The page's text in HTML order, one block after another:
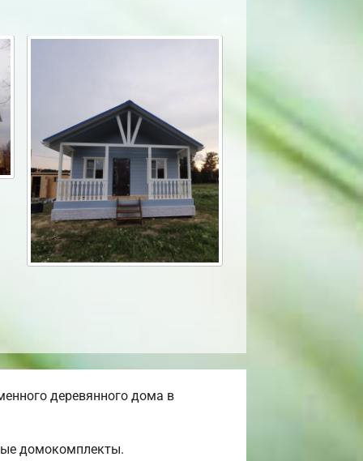
деревянного дома в
домокомплекты.